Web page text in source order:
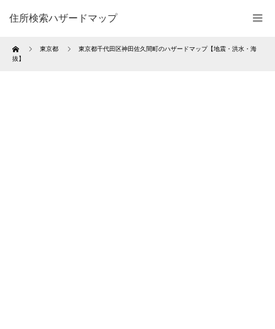
住所検索ハザードマップ
Home 東京都
東京都千代田区神田佐久間町のハザードマップ【地震・洪水・海
抜】